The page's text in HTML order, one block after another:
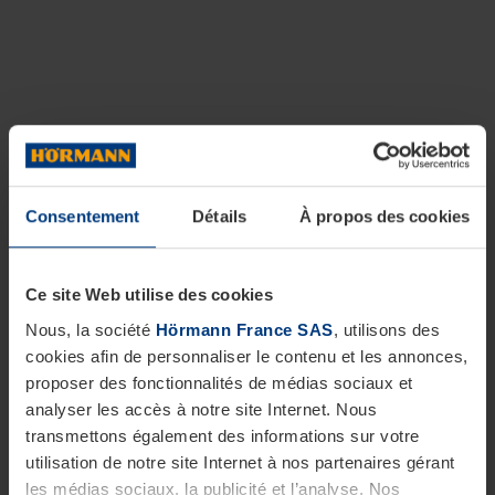
Consentement Détails À propos des cookies
Ce site Web utilise des cookies
Nous, la société Hörmann France SAS, utilisons des
cookies afin de personnaliser le contenu et les annonces,
proposer des fonctionnalités de médias sociaux et
analyser les accès à notre site Internet. Nous
transmettons également des informations sur votre
utilisation de notre site Internet à nos partenaires gérant
les médias sociaux, la publicité et l’analyse. Nos